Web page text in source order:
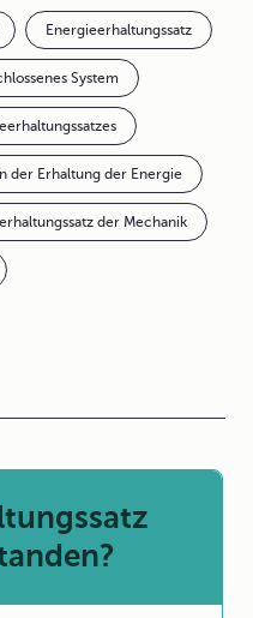
Energieerhaltungssatz
System
der Erhaltung der Energie
der Mechanik